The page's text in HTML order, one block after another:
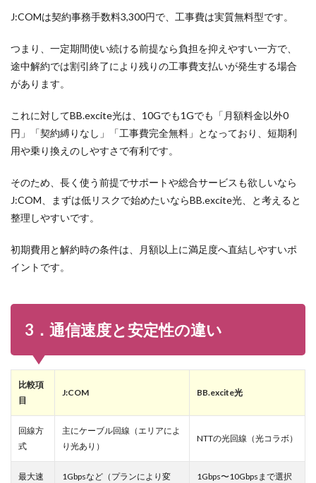
J:COMは契約事務手数料3,300円で、工事費は実質無料型です。
つまり、一定期間使い続ける前提なら負担を抑えやすい一方で、
途中解約では割引終了により残りの工事費支払いが発生する場合
があります。
これに対してBB.excite光は、10Gでも1Gでも「月額料金以外0
円」「契約縛りなし」「工事費完全無料」となっており、短期利
用や乗り換えのしやすさで有利です。
そのため、長く使う前提でサポートや総合サービスも欲しいなら
J:COM、まずは低リスクで始めたいならBB.excite光、と考えると
整理しやすいです。
初期費用と解約時の条件は、月額以上に満足度へ直結しやすいポ
イントです。
3．通信速度と安定性の違い
比較項
目
J:COM BB.excite光
回線方
式
主にケーブル回線（エリアによ
り光あり）
NTTの光回線（光コラボ）
最大速 1Gbpsなど（プランにより変 1Gbps〜10Gbpsまで選択